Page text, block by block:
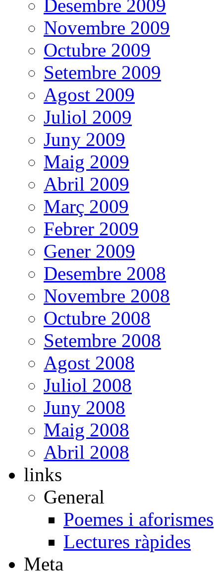
Desembre 2009
Novembre 2009
Octubre 2009
Setembre 2009
Agost 2009
Juliol 2009
Juny 2009
Maig 2009
Abril 2009
Març 2009
Febrer 2009
Gener 2009
Desembre 2008
Novembre 2008
Octubre 2008
Setembre 2008
Agost 2008
Juliol 2008
Juny 2008
Maig 2008
Abril 2008
links
General
Poemes i aforismes
Lectures ràpides
Meta